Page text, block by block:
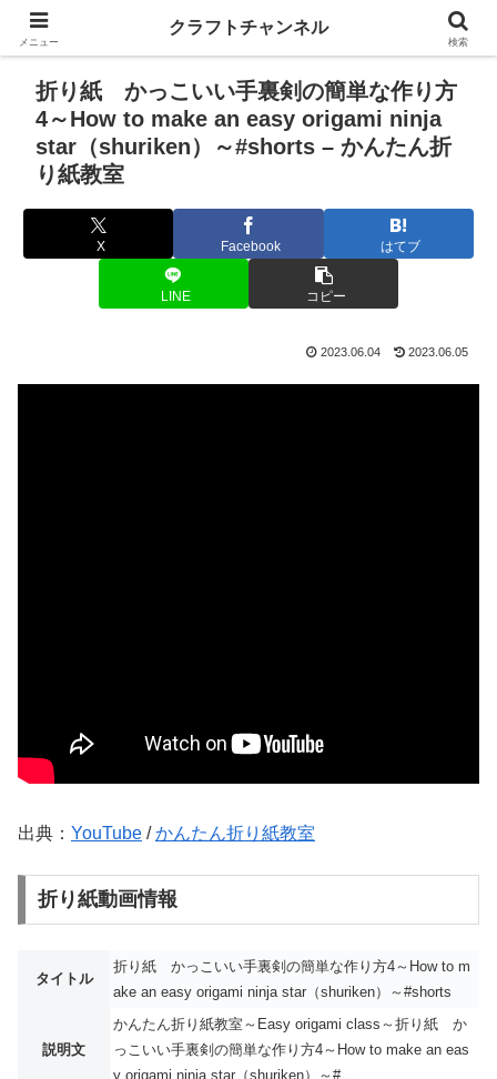
折り紙 かっこいい手裏剣の簡単な作り方
4～How to make an easy origami ninja
star（shuriken）～#shorts – かんたん折
り紙教室
X Facebook はてブ
LINE コピー
2023.06.04 2023.06.05
出典： YouTube /かんたん折り紙教室
折り紙動画情報
タイトル
折り紙 かっこいい手裏剣の簡単な作り方4～How to m
ake an easy origami ninja star（shuriken）～#shorts
説明文
かんたん折り紙教室～Easy origami class～折り紙 か
っこいい手裏剣の簡単な作り方4～How to make an eas
y origami ninja star（shuriken）～#...
メニュー
クラフトチャンネル
検索